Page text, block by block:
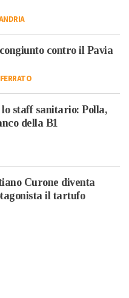
contro il Pavia
staff sanitario: Polla,
della B1
Curone diventa
il tartufo